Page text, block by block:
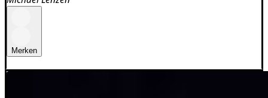
Merken